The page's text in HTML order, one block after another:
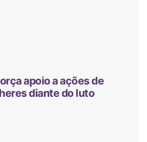
apoio a ações de
diante do luto